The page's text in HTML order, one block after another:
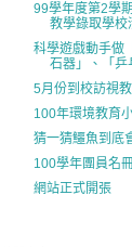
99學年度第2學
教學錄取學校
科學遊戲動手做
石器」、「乒
5月份到校訪視
100年環境教育
猜一猜鱷魚到底
100學年團員名
網站正式開張